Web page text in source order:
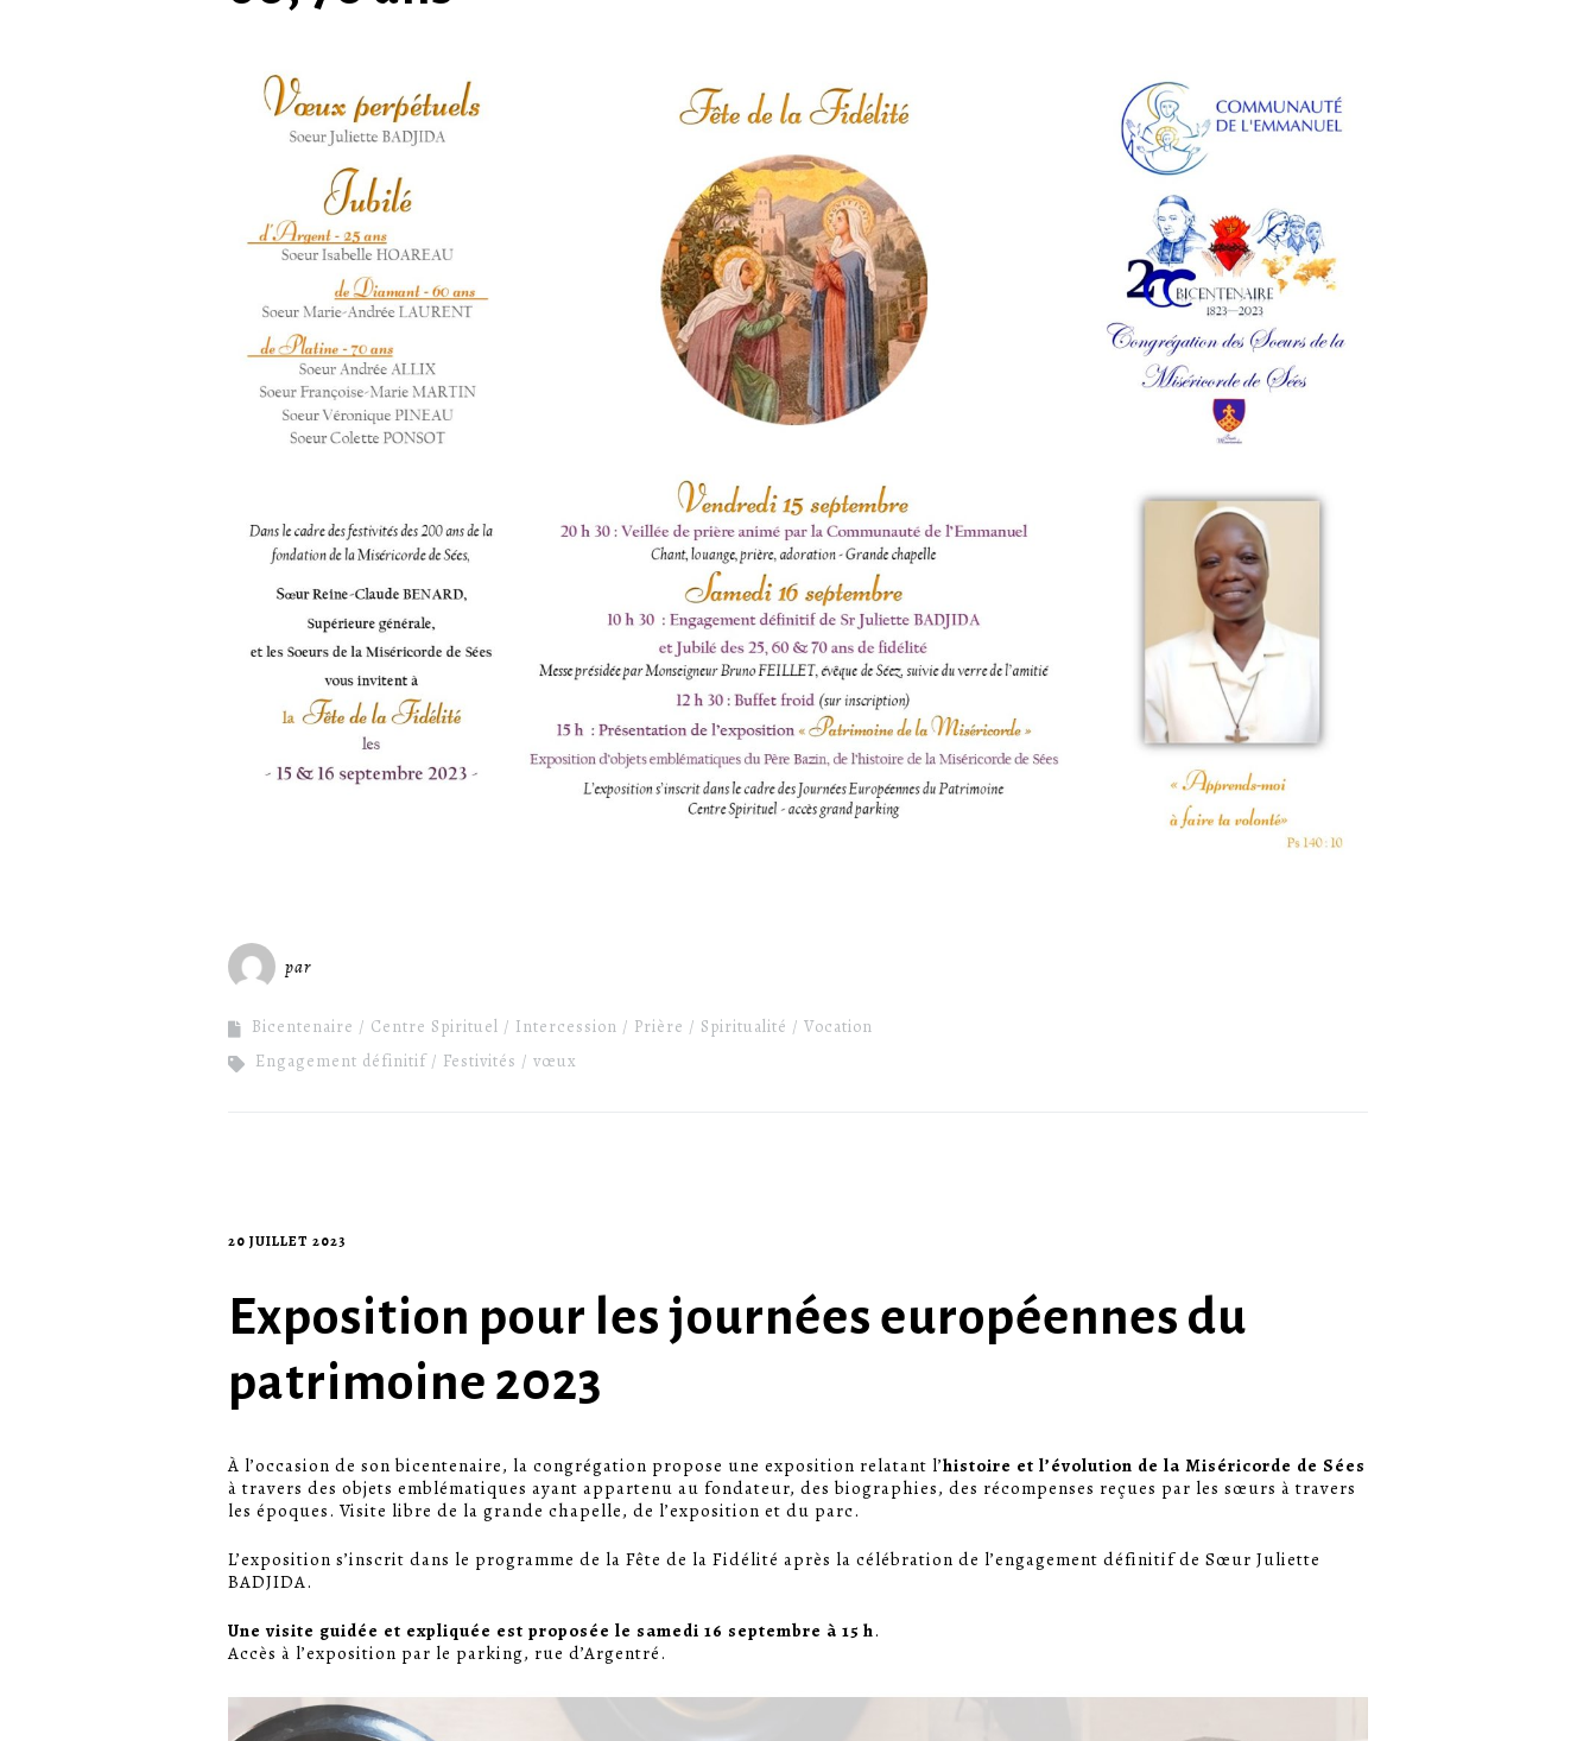
par
Bicentenaire Centre Spirituel Intercession Prière Spiritualité
Vocation
Engagement définitif
Festivités vœux
20 JUILLET 2023
Exposition pour les journées européennes du
patrimoine 2023
À l’occasion de son bicentenaire, la congrégation propose une exposition relatant l’histoire et l’évolution de la Miséricorde de Sées
à travers des objets emblématiques ayant appartenu au fondateur, des biographies, des récompenses reçues par les sœurs à travers
les époques. Visite libre de la grande chapelle, de l’exposition et du parc.
L’exposition s’inscrit dans le programme de la Fête de la Fidélité après la célébration de l’engagement définitif de Sœur Juliette
BADJIDA.
Une visite guidée et expliquée est proposée le samedi 16 septembre à 15 h.
Accès à l’exposition par le parking, rue d’Argentré.